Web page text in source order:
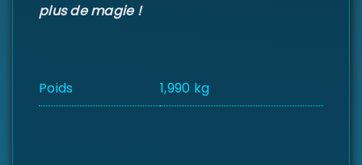
plus de magie !
Poids 1,990 kg